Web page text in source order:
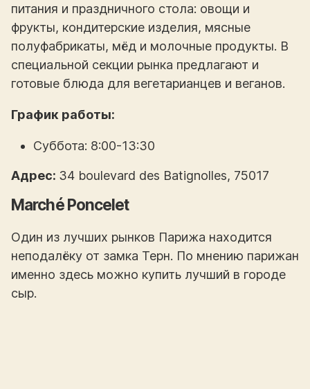
питания и праздничного стола: овощи и
фрукты, кондитерские изделия, мясные
полуфабрикаты, мёд и молочные продукты. В
специальной секции рынка предлагают и
готовые блюда для вегетарианцев и веганов.
График работы:
Суббота: 8:00-13:30
Адрес: 34 boulevard des Batignolles, 75017
Marché Poncelet
Один из лучших рынков Парижа находится
неподалёку от замка Терн. По мнению парижан
именно здесь можно купить лучший в городе
сыр.